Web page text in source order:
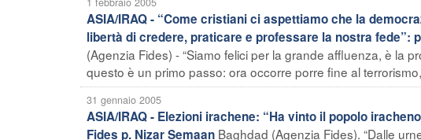
ASIA/IRAQ - “Come cristiani ci aspettiamo che la
libertà di credere, praticare e professare la nostra fede”:
(Agenzia Fides) - “Siamo felici per la grande affluenza, è la
questo è un primo passo: ora occorre porre fine al
31 gennaio 2005
ASIA/IRAQ - Elezioni irachene: “Ha vinto il popolo
Fides p. Nizar Semaan Baghdad (Agenzia Fides). “Dalle